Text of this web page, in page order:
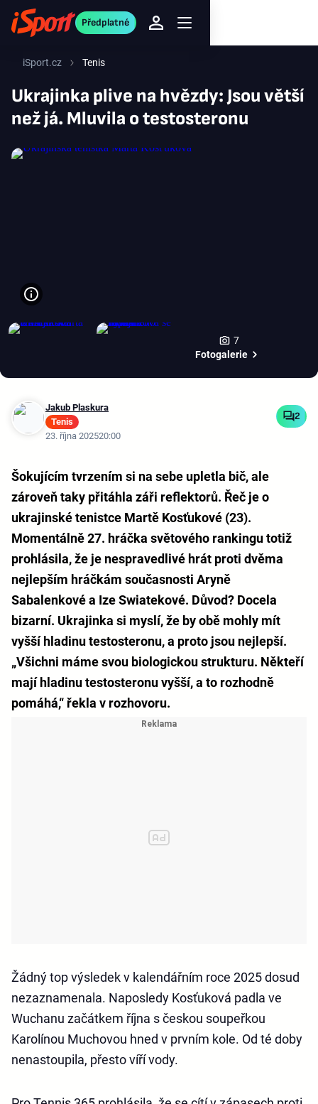
Předplatné
iSport.cz Tenis
Ukrajinka plive na hvězdy: Jsou větší
než já. Mluvila o testosteronu
7
Fotogalerie
Jakub Plaskura
Tenis
23. října 202520:00
2
Šokujícím tvrzením si na sebe upletla bič, ale
zároveň taky přitáhla záři reflektorů. Řeč je o
ukrajinské tenistce Martě Kosťukové (23).
Momentálně 27. hráčka světového rankingu totiž
prohlásila, že je nespravedlivé hrát proti dvěma
nejlepším hráčkám současnosti Aryně
Sabalenkové a Ize Swiatekové. Důvod? Docela
bizarní. Ukrajinka si myslí, že by obě mohly mít
vyšší hladinu testosteronu, a proto jsou nejlepší.
„Všichni máme svou biologickou strukturu. Někteří
mají hladinu testosteronu vyšší, a to rozhodně
pomáhá,“ řekla v rozhovoru.
Žádný top výsledek v kalendářním roce 2025 dosud
nezaznamenala. Naposledy Kosťuková padla ve
Wuchanu začátkem října s českou soupeřkou
Karolínou Muchovou hned v prvním kole. Od té doby
nenastoupila, přesto víří vody.